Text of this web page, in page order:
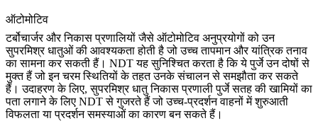
ऑटोमोटिव
टर्बोचार्जर और निकास प्रणालियों जैसे ऑटोमोटिव अनुप्रयोगों को उन
सुपरमिश्र धातुओं की आवश्यकता होती है जो उच्च तापमान और यांत्रिक तनाव
का सामना कर सकती हैं। NDT यह सुनिश्चित करता है कि ये पुर्जे उन दोषों से
मुक्त हैं जो इन चरम स्थितियों के तहत उनके संचालन से समझौता कर सकते
हैं। उदाहरण के लिए,सुपरमिश्र धातु निकास प्रणाली पुर्जेसतह की खामियों का
पता लगाने के लिए NDT से गुजरते हैं जो उच्च-प्रदर्शन वाहनों में शुरुआती
विफलता या प्रदर्शन समस्याओं का कारण बन सकते हैं।